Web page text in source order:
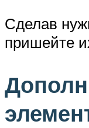
Сделав
пришейте